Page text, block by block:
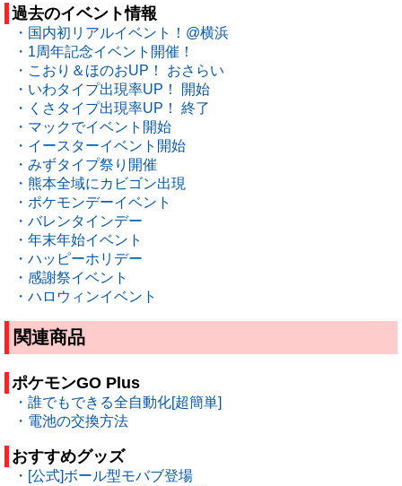
過去のイベント情報
・国内初リアルイベント！@横浜
・1周年記念イベント開催！
・こおり＆ほのおUP！ おさらい
・いわタイプ出現率UP！ 開始
・くさタイプ出現率UP！ 終了
・マックでイベント開始
・イースターイベント開始
・みずタイプ祭り開催
・熊本全域にカビゴン出現
・ポケモンデーイベント
・バレンタインデー
・年末年始イベント
・ハッピーホリデー
・感謝祭イベント
・ハロウィンイベント
関連商品
ポケモンGO Plus
・誰でもできる全自動化[超簡単]
・電池の交換方法
おすすめグッズ
・[公式]ボール型モバブ登場